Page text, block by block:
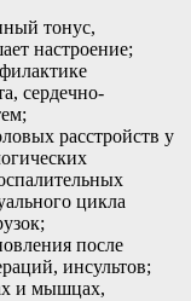
тонус,
настроение;
сердечно-
расстройств у
цикла
после
инсультов;
и мышцах,